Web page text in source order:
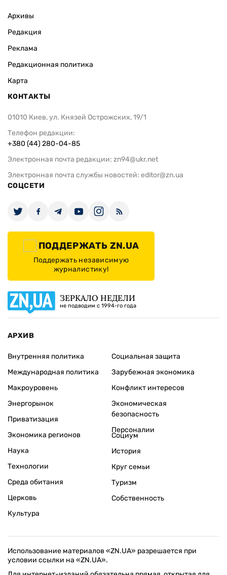
Архивы
Редакция
Реклама
Редакционная политика
Карта
КОНТАКТЫ
01010 Киев, ул. Князей Острожских, 19/1
Телефон редакции:
+380 (44) 280-04-85
Электронная почта редакции: zn94@ukr.net
Электронная почта службы новостей: editor@zn.ua
СОЦСЕТИ
ПОДДЕРЖАТЬ ZN.UA
Поддержать независимую
журналистику!
ЗЕРКАЛО НЕДЕЛИ
не подводим с 1994-го года
АРХИВ
Внутренняя политика
Международная политика
Макроуровень
Энергорынок
Приватизация
Экономика регионов
Социальная защита
Зарубежная экономика
Конфликт интересов
Экономическая
безопасность
Персоналии
Наука
Технологии
Среда обитания
Церковь
Культура
Социум
История
Круг семьи
Туризм
Собственность
Использование материалов «ZN.UA» разрешается при
условии ссылки на «ZN.UA».